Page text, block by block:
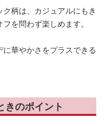
柄は、カジュアルにもき
を問わず楽しめます。
華やかさをプラスできる
きのポイント